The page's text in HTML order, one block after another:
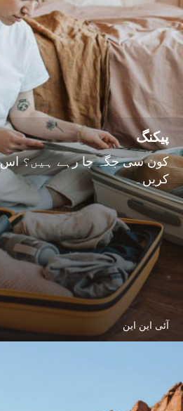
پیکنگ
کون سی جگہ جا رہے ہیں؟ اس
کریں۔
آئی این این